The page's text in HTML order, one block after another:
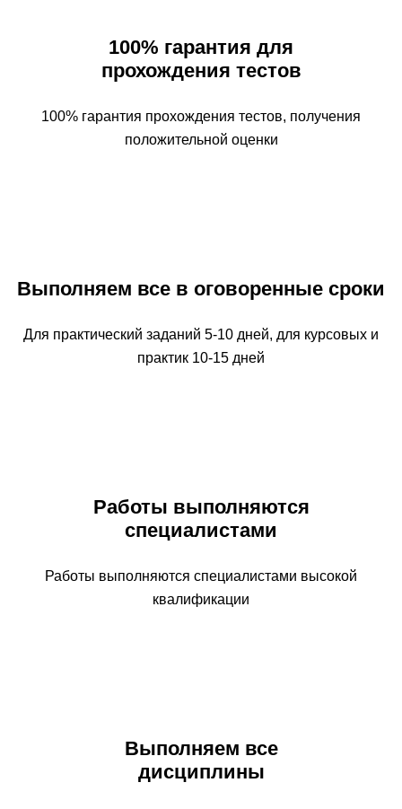
100% гарантия для
прохождения тестов
100% гарантия прохождения тестов, получения
положительной оценки
Выполняем все в оговоренные сроки
Для практический заданий 5-10 дней, для курсовых и
практик 10-15 дней
Работы выполняются
специалистами
Работы выполняются специалистами высокой
квалификации
Выполняем все
дисциплины